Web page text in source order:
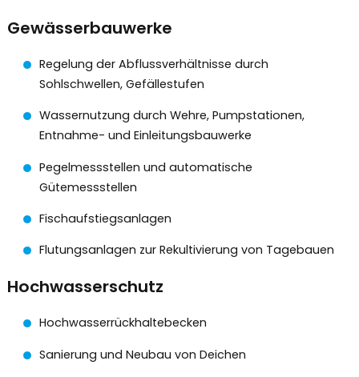
Gewässerbauwerke
Regelung der Abflussverhältnisse durch
Sohlschwellen, Gefällestufen
Wassernutzung durch Wehre, Pumpstationen,
Entnahme- und Einleitungsbauwerke
Pegelmessstellen und automatische
Gütemessstellen
Fischaufstiegsanlagen
Flutungsanlagen zur Rekultivierung von Tagebauen
Hochwasserschutz
Hochwasserrückhaltebecken
Sanierung und Neubau von Deichen